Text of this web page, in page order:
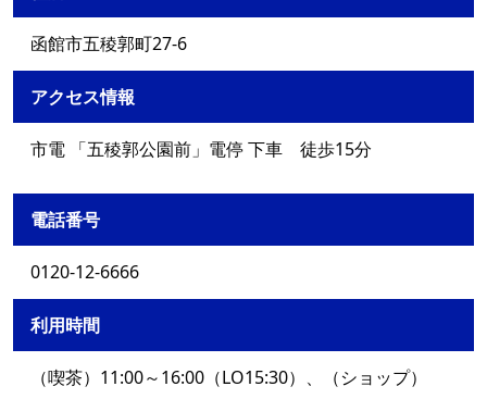
函館市五稜郭町27-6
アクセス情報
市電 「五稜郭公園前」電停 下車 徒歩15分
電話番号
0120-12-6666
利用時間
（喫茶）11:00～16:00（LO15:30）、（ショップ）